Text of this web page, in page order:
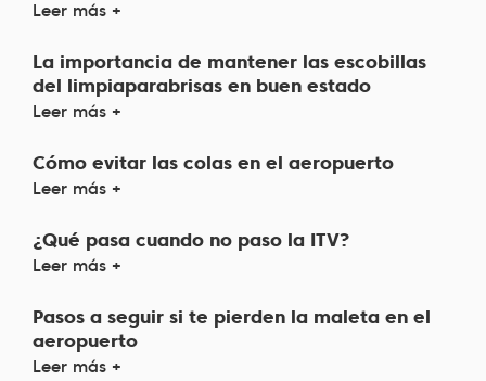
Leer más +
La importancia de mantener las escobillas
del limpiaparabrisas en buen estado
Leer más +
Cómo evitar las colas en el aeropuerto
Leer más +
¿Qué pasa cuando no paso la ITV?
Leer más +
Pasos a seguir si te pierden la maleta en el
aeropuerto
Leer más +